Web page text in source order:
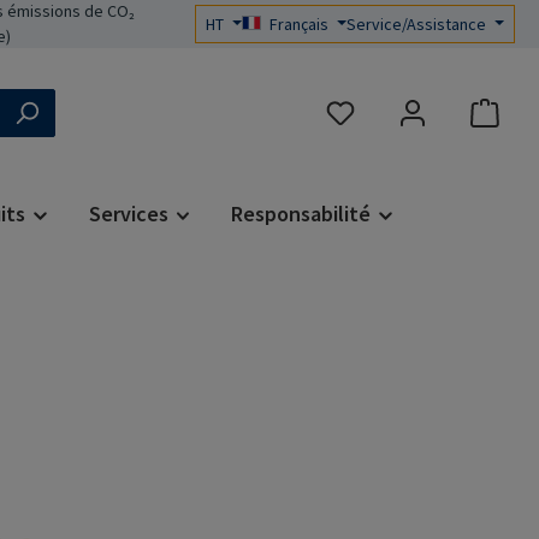
de CO₂
HT Français Service/Assistance
Vous avez 0 articles
Services Responsabilité